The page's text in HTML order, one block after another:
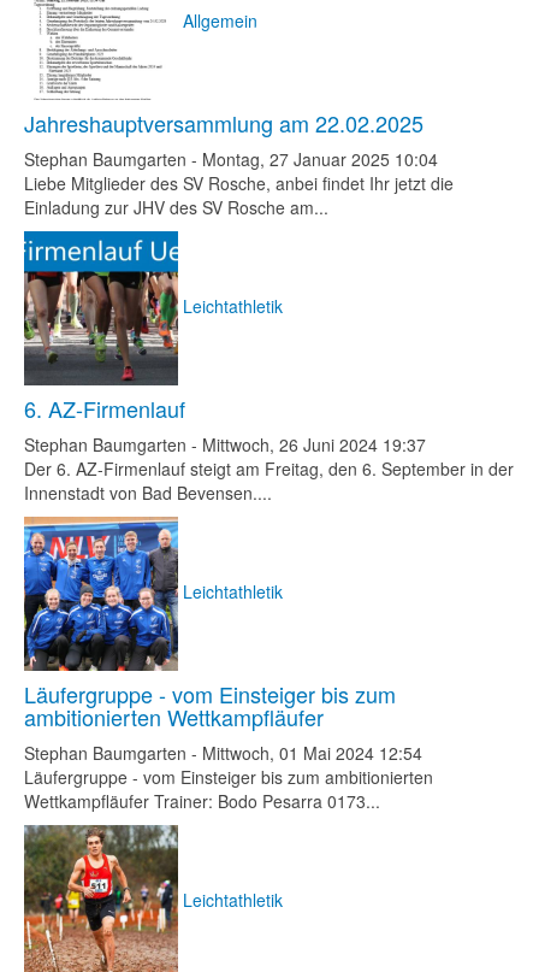
Allgemein
Jahreshauptversammlung am 22.02.2025
Stephan Baumgarten - Montag, 27 Januar 2025 10:04
Liebe Mitglieder des SV Rosche, anbei findet Ihr jetzt die
Einladung zur JHV des SV Rosche am...
Leichtathletik
6. AZ-Firmenlauf
Stephan Baumgarten - Mittwoch, 26 Juni 2024 19:37
Der 6. AZ-Firmenlauf steigt am Freitag, den 6. September in der
Innenstadt von Bad Bevensen....
Leichtathletik
Läufergruppe - vom Einsteiger bis zum
ambitionierten Wettkampfläufer
Stephan Baumgarten - Mittwoch, 01 Mai 2024 12:54
Läufergruppe - vom Einsteiger bis zum ambitionierten
Wettkampfläufer Trainer: Bodo Pesarra 0173...
Leichtathletik